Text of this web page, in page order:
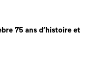
75 ans d’histoire et